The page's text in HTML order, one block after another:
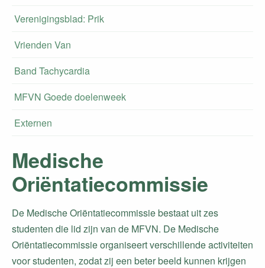
Verenigingsblad: Prik
Vrienden Van
Band Tachycardia
MFVN Goede doelenweek
Externen
Medische
Oriëntatiecommissie
De Medische Oriëntatiecommissie bestaat uit zes
studenten die lid zijn van de MFVN. De Medische
Oriëntatiecommissie organiseert verschillende activiteiten
voor studenten, zodat zij een beter beeld kunnen krijgen